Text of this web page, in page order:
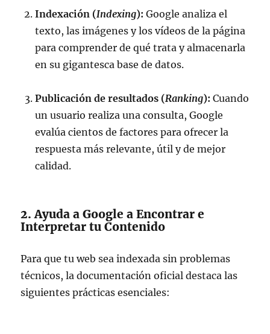
Indexación (Indexing): Google analiza el
texto, las imágenes y los vídeos de la página
para comprender de qué trata y almacenarla
en su gigantesca base de datos.
Publicación de resultados (Ranking): Cuando
un usuario realiza una consulta, Google
evalúa cientos de factores para ofrecer la
respuesta más relevante, útil y de mejor
calidad.
2. Ayuda a Google a Encontrar e
Interpretar tu Contenido
Para que tu web sea indexada sin problemas
técnicos, la documentación oficial destaca las
siguientes prácticas esenciales: